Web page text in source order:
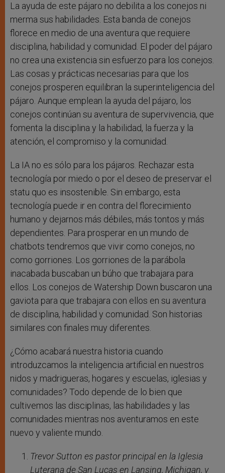
La ayuda de este pájaro no debilita a los conejos ni
merma sus habilidades. Esta banda de conejos
florece en medio de una aventura que requiere
disciplina, habilidad y comunidad. El poder del pájaro
no crea una existencia sin esfuerzo para los conejos.
Las cosas y prácticas necesarias para que los
conejos prosperen equilibran la superinteligencia del
pájaro. Aunque emplean la ayuda del pájaro, los
conejos continúan su aventura de supervivencia, que
fomenta la disciplina y la habilidad, la fuerza y la
atención, el compromiso y la comunidad.
La IA no es sólo para los pájaros. Rechazar esta
tecnología por miedo o por el deseo de preservar el
statu quo es insostenible. Sin embargo, esta
tecnología puede ir en contra del florecimiento
humano y dejarnos más débiles, más tontos y más
dependientes. Para prosperar en un mundo de
chatbots tendremos que vivir como conejos, no
como gorriones. Los gorriones de la parábola
inacabada buscaban un búho que trabajara para
ellos. Los conejos de Watership Down buscaron una
gaviota para que trabajara con ellos en su aventura
de disciplina, habilidad y comunidad. Son historias
similares con finales muy diferentes.
¿Cómo acabará nuestra historia cuando
introduzcamos la inteligencia artificial en nuestros
nidos y madrigueras, hogares y escuelas, iglesias y
comunidades? Todo depende de lo bien que
cultivemos las disciplinas, las habilidades y las
comunidades mientras nos aventuramos en este
nuevo y valiente mundo.
Trevor Sutton es pastor principal en la Iglesia
Luterana de San Lucas en Lansing, Michigan, y